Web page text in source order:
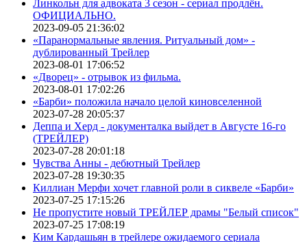
Линкольн для адвоката 3 сезон - сериал продлён.
ОФИЦИАЛЬНО.
2023-09-05 21:36:02
«Паранормальные явления. Ритуальный дом» -
дублированный Трейлер
2023-08-01 17:06:52
«Дворец» - отрывок из фильма.
2023-08-01 17:02:26
«Барби» положила начало целой киновселенной
2023-07-28 20:05:37
Деппа и Херд - документалка выйдет в Августе 16-го
(ТРЕЙЛЕР)
2023-07-28 20:01:18
Чувства Анны - дебютный Трейлер
2023-07-28 19:30:35
Киллиан Мерфи хочет главной роли в сиквеле «Барби»
2023-07-25 17:15:26
Не пропустите новый ТРЕЙЛЕР драмы "Белый список"
2023-07-25 17:08:19
Ким Кардашьян в трейлере ожидаемого сериала